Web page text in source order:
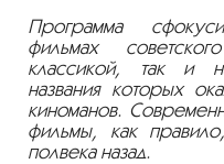
Программа
фильмах
классикой, так и
названия которых
киноманов.
фильмы, как
полвека назад.